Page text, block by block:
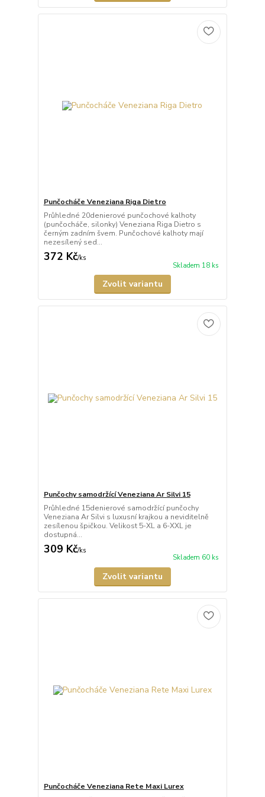
Punčocháče Veneziana Riga Dietro
Průhledné 20denierové punčochové kalhoty
(punčocháče, silonky) Veneziana Riga Dietro s
černým zadním švem. Punčochové kalhoty mají
nezesílený sed...
372 Kč/ks
Skladem 18 ks
Zvolit variantu
Punčochy samodržící Veneziana Ar Silvi 15
Průhledné 15denierové samodržící punčochy
Veneziana Ar Silvi s luxusní krajkou a neviditelně
zesílenou špičkou. Velikost 5-XL a 6-XXL je
dostupná...
309 Kč/ks
Skladem 60 ks
Zvolit variantu
Punčocháče Veneziana Rete Maxi Lurex